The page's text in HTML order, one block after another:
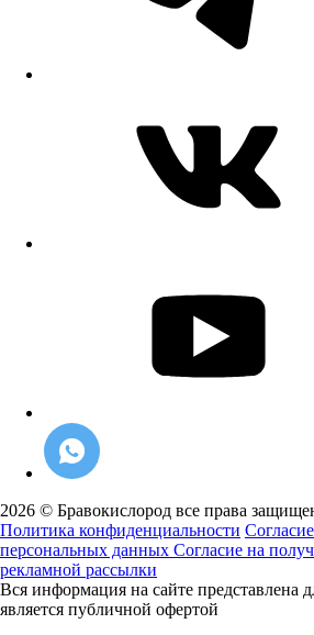
2026 © Бравокислород все права
Политика конфиденциальности
персональных данных Согласие на
рекламной рассылки
Вся информация на сайте представлена
является публичной офертой